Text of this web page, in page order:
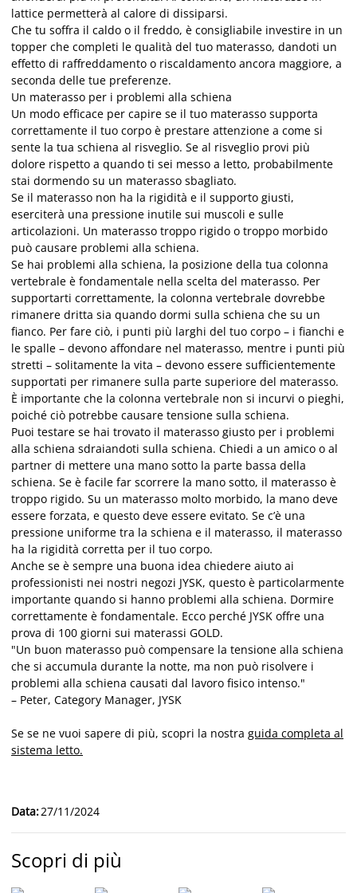
lattice permetterà al calore di dissiparsi.
Che tu soffra il caldo o il freddo, è consigliabile investire in un
topper che completi le qualità del tuo materasso, dandoti un
effetto di raffreddamento o riscaldamento ancora maggiore, a
seconda delle tue preferenze.
Un materasso per i problemi alla schiena
Un modo efficace per capire se il tuo materasso supporta
correttamente il tuo corpo è prestare attenzione a come si
sente la tua schiena al risveglio. Se al risveglio provi più
dolore rispetto a quando ti sei messo a letto, probabilmente
stai dormendo su un materasso sbagliato.
Se il materasso non ha la rigidità e il supporto giusti,
eserciterà una pressione inutile sui muscoli e sulle
articolazioni. Un materasso troppo rigido o troppo morbido
può causare problemi alla schiena.
Se hai problemi alla schiena, la posizione della tua colonna
vertebrale è fondamentale nella scelta del materasso. Per
supportarti correttamente, la colonna vertebrale dovrebbe
rimanere dritta sia quando dormi sulla schiena che su un
fianco. Per fare ciò, i punti più larghi del tuo corpo – i fianchi e
le spalle – devono affondare nel materasso, mentre i punti più
stretti – solitamente la vita – devono essere sufficientemente
supportati per rimanere sulla parte superiore del materasso.
È importante che la colonna vertebrale non si incurvi o pieghi,
poiché ciò potrebbe causare tensione sulla schiena.
Puoi testare se hai trovato il materasso giusto per i problemi
alla schiena sdraiandoti sulla schiena. Chiedi a un amico o al
partner di mettere una mano sotto la parte bassa della
schiena. Se è facile far scorrere la mano sotto, il materasso è
troppo rigido. Su un materasso molto morbido, la mano deve
essere forzata, e questo deve essere evitato. Se c’è una
pressione uniforme tra la schiena e il materasso, il materasso
ha la rigidità corretta per il tuo corpo.
Anche se è sempre una buona idea chiedere aiuto ai
professionisti nei nostri negozi JYSK, questo è particolarmente
importante quando si hanno problemi alla schiena. Dormire
correttamente è fondamentale. Ecco perché JYSK offre una
prova di 100 giorni sui materassi GOLD.
"Un buon materasso può compensare la tensione alla schiena
che si accumula durante la notte, ma non può risolvere i
problemi alla schiena causati dal lavoro fisico intenso."
– Peter, Category Manager, JYSK
Se se ne vuoi sapere di più, scopri la nostra guida completa al
sistema letto.
Data:27/11/2024
Scopri di più